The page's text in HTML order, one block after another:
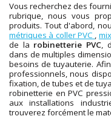
Vous recherchez des
rubrique, nous vous
produits. Tout d'abord,
métriques à coller PVC ,
de la robinetterie PVC,
dans de multiples
besoins de tuyauterie.
professionnels, nous
fixation, de tubes et de
robinetterie en PVC
aux installations
trouverez forcément le